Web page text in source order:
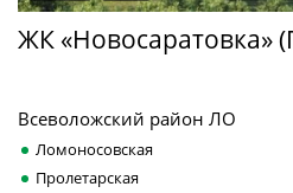
ЖК «Новосаратовка»
Всеволожский район ЛО
Ломоносовская
Пролетарская